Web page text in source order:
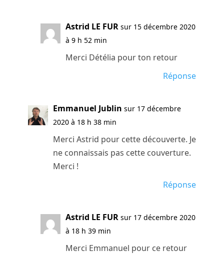
Astrid LE FUR sur 15 décembre 2020
à 9 h 52 min
Merci Détélia pour ton retour
Réponse
Emmanuel Jublin sur 17 décembre
2020 à 18 h 38 min
Merci Astrid pour cette découverte. Je
ne connaissais pas cette couverture.
Merci !
Réponse
Astrid LE FUR sur 17 décembre 2020
à 18 h 39 min
Merci Emmanuel pour ce retour